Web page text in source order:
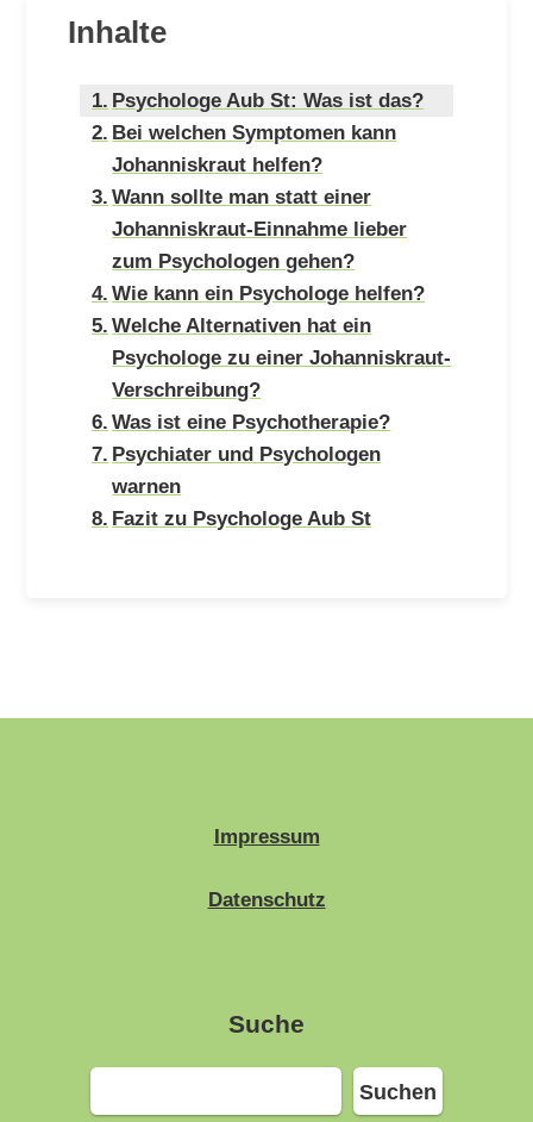
Inhalte
Psychologe Aub St: Was ist das?
Bei welchen Symptomen kann
Johanniskraut helfen?
Wann sollte man statt einer
Johanniskraut-Einnahme lieber
zum Psychologen gehen?
Wie kann ein Psychologe helfen?
Welche Alternativen hat ein
Psychologe zu einer Johanniskraut-
Verschreibung?
Was ist eine Psychotherapie?
Psychiater und Psychologen
warnen
Fazit zu Psychologe Aub St
Impressum
Datenschutz
Suche
Suchen
Suchen